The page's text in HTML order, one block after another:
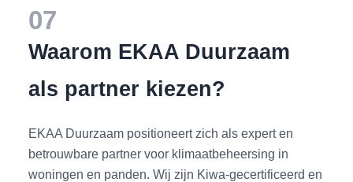
07
Waarom EKAA Duurzaam
als partner kiezen?
EKAA Duurzaam positioneert zich als expert en
betrouwbare partner voor klimaatbeheersing in
woningen en panden. Wij zijn Kiwa-gecertificeerd en